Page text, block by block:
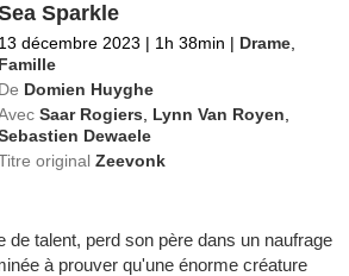
Sparkle
13 décembre 2023 | 1h 38min | Drame
Famille
De Domien Huyghe
Saar Rogiers Lynn Van Royen
Dewaele
originalZeevonk
de talent, perd son père dans un naufrage
à prouver qu'une énorme créature